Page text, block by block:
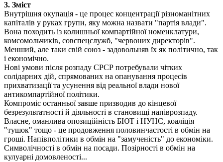
3. Зміст
Внутрішня окупація - це процес концентрації різноманітних
капіталів у руках групи, яку можна назвати "партія влади".
Вона походить із колишньої компартійної номенклатури,
комсомольчиків, совспецслужб, "червоних директорів".
Менший, але таки свій союз - задовольняв їх як політично, так
і економічно.
Нові умови після розпаду СРСР потребували чітких
солідарних дій, спрямованих на опанування процесів
прихватизації та усунення від реальної влади нової
антикомпартійної політики.
Компроміс останньої завше призводив до кінцевої
безрезультатності й діяльності в становищі напіврозпаду.
Власне, оманлива опозиційність БЮТ і НУНС, коаліція
"тушок" тощо - це продовження половинчастості в обмін на
гроші. Напівполітики в обмін на "замученість" до економіки.
Символічності в обмін на посади. Позірності в обмін на
кулуарні домовленості...